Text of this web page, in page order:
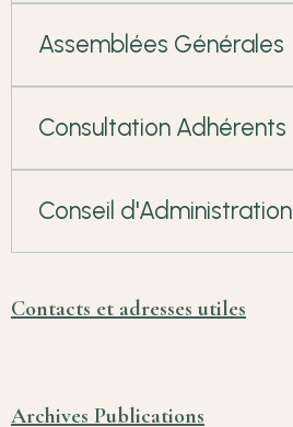
Assemblées Générales
Consultation Adhérents
Conseil d'Administration
Contacts et adresses utiles
Archives Publications